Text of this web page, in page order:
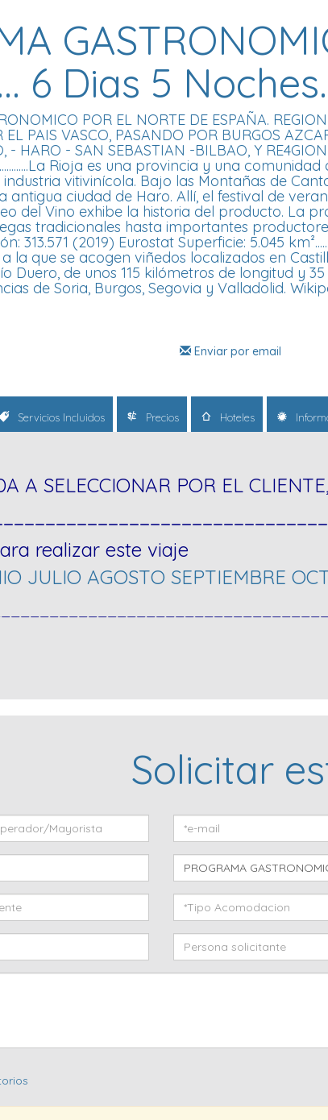
6 Dias 5 Noches.
POR EL NORTE DE ESPAÑA.
EL PAIS VASCO, PASANDO POR BURGOS
- HARO - SAN SEBASTIAN -BILBAO, Y
Rioja es una provincia y una
vitivinícola. Bajo las Montañas de
antigua ciudad de Haro. Allí, el festival de
del Vino exhibe la historia del producto. La
tradicionales hasta importantes
313.571 (2019) Eurostat Superficie: 5.045
la que se acogen viñedos localizados en
Duero, de unos 115 kilómetros de longitud y
de Soria, Burgos, Segovia y Valladolid.​
Enviar por email
Servicios Incluidos Precios Hoteles
A SELECCIONAR POR EL
realizar este viaje
JULIO AGOSTO SEPTIEMBRE
Solicitar